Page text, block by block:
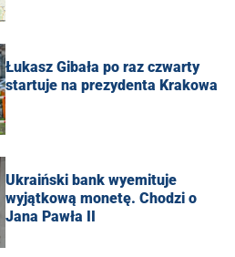
Łukasz Gibała po raz czwarty
startuje na prezydenta Krakowa
Ukraiński bank wyemituje
wyjątkową monetę. Chodzi o
Jana Pawła II